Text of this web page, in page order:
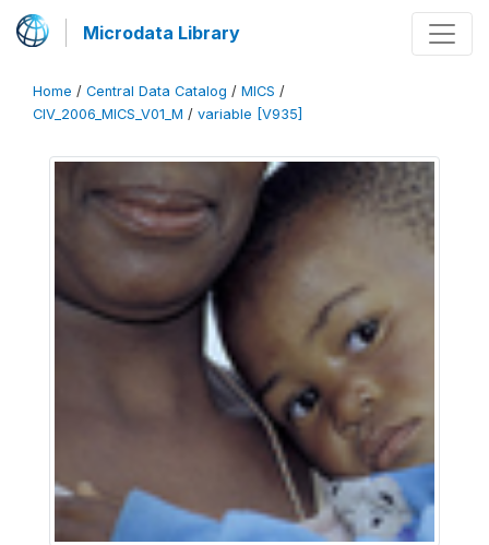
Microdata Library
Home / Central Data Catalog / MICS /
CIV_2006_MICS_V01_M / variable [V935]